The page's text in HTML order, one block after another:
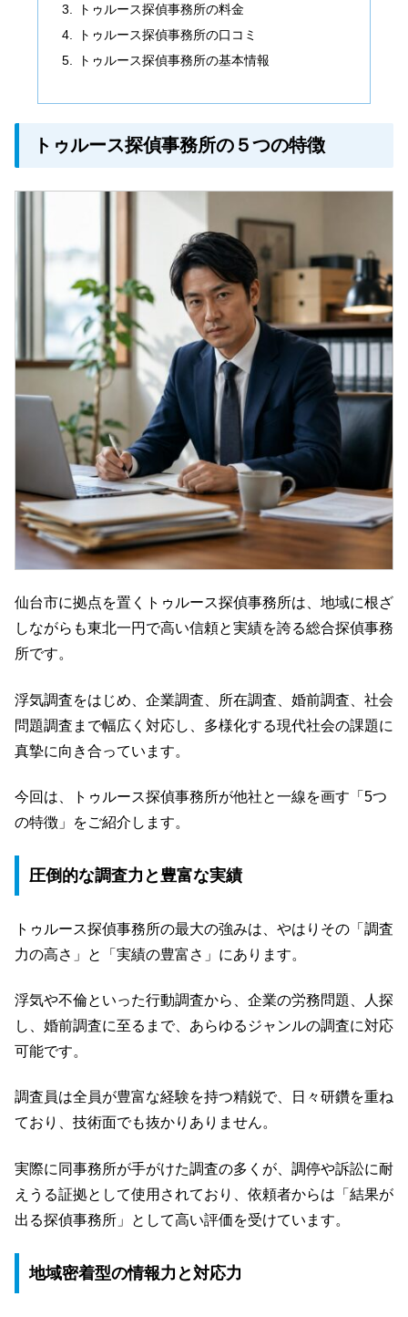
トゥルース探偵事務所の料金
トゥルース探偵事務所の口コミ
トゥルース探偵事務所の基本情報
トゥルース探偵事務所の５つの特徴
仙台市に拠点を置くトゥルース探偵事務所は、地域に根ざ
しながらも東北一円で高い信頼と実績を誇る総合探偵事務
所です。
浮気調査をはじめ、企業調査、所在調査、婚前調査、社会
問題調査まで幅広く対応し、多様化する現代社会の課題に
真摯に向き合っています。
今回は、トゥルース探偵事務所が他社と一線を画す「5つ
の特徴」をご紹介します。
圧倒的な調査力と豊富な実績
トゥルース探偵事務所の最大の強みは、やはりその「調査
力の高さ」と「実績の豊富さ」にあります。
浮気や不倫といった行動調査から、企業の労務問題、人探
し、婚前調査に至るまで、あらゆるジャンルの調査に対応
可能です。
調査員は全員が豊富な経験を持つ精鋭で、日々研鑽を重ね
ており、技術面でも抜かりありません。
実際に同事務所が手がけた調査の多くが、調停や訴訟に耐
えうる証拠として使用されており、依頼者からは「結果が
出る探偵事務所」として高い評価を受けています。
地域密着型の情報力と対応力